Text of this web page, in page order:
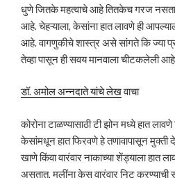
धुणे जितके महत्वाचे आहे तितकेच गरज
आहे. चेहऱ्याला, केसांना हात लावणे ही
आहे. वागणुकीचे शास्त्र असे सांगते कि ज्या
तेव्हा पासून ही सवय मानवाला चीटकलेली
डॉ. अमोल अन्नदाते यांचे लेखवाचा
कोरोना टाळण्यासाठी टी झोन मध्ये हात
केसांमधून हात फिरवणे हे तणावापासून
खाणे किंवा वारंवार नाकाच्या शेंड्याला हात
असतात. मुलींना केस वारंवार निट